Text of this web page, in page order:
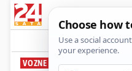
VOZNE KARTE